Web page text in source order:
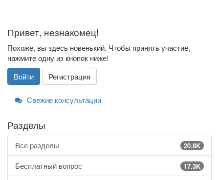
Привет, незнакомец!
Похоже, вы здесь новенький. Чтобы принять участие,
нажмите одну из кнопок ниже!
Войти
Регистрация
Свежие консультации
Разделы
Все разделы 20.8K
Бесплатный вопрос 17.3K